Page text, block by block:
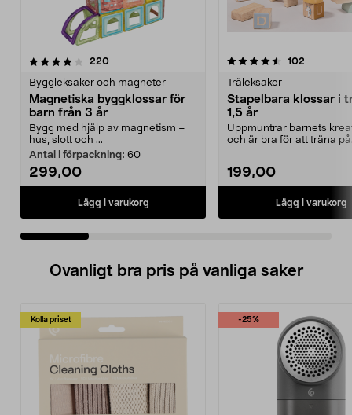
220recensioner
Byggleksaker och magneter
Magnetiska byggklossar för
barn från 3 år
Bygg med hjälp av magnetism –
hus, slott och ...
Antal i förpackning: 60
299,00
Lägg i varukorg
4.5 av 5 stjärnor 102
Träleksaker
Stapelbara klossar i
1,5 år
Uppmuntrar barnets
och är bra för att träna på
199,00
Lägg i varukorg
4.5 av 5 stjärnor
Ovanligt bra pris på vanliga saker
Kolla priset -25%